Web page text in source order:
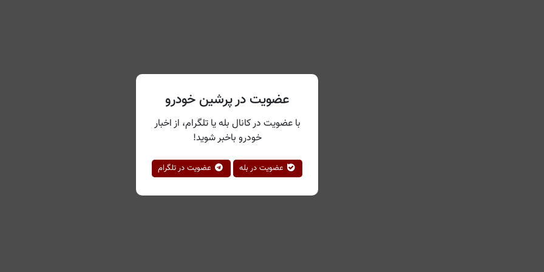
عضویت در پرشین خودرو
با عضویت در کانال بله یا تلگرام، از اخبار
خودرو باخبر شوید!
عضویت در بله عضویت در تلگرام